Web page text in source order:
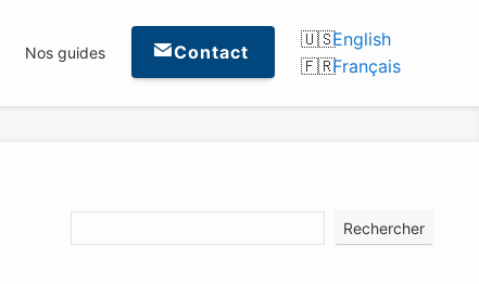
Nos guides Contact
English
Français
Rechercher